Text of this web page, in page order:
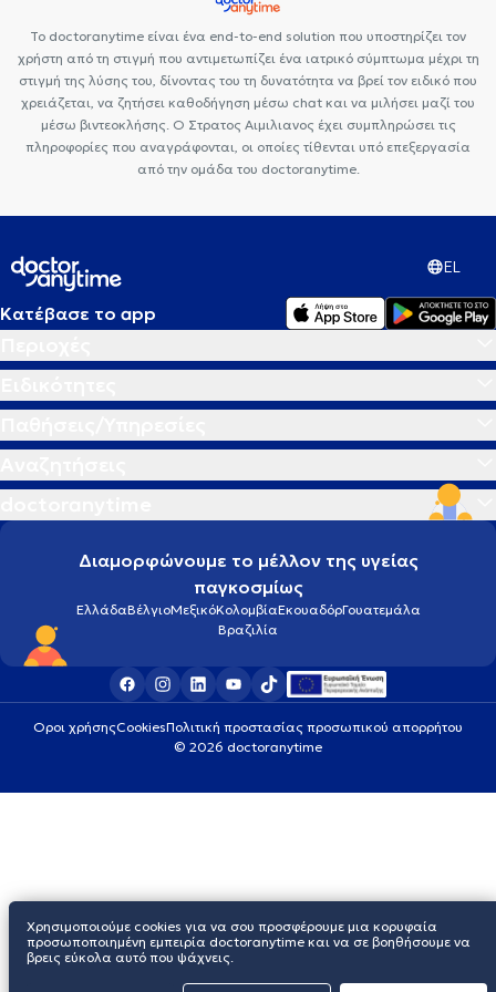
Το doctoranytime είναι ένα end-to-end solution που υποστηρίζει τον
χρήστη από τη στιγμή που αντιμετωπίζει ένα ιατρικό σύμπτωμα μέχρι τη
στιγμή της λύσης του, δίνοντας του τη δυνατότητα να βρεί τον ειδικό που
χρειάζεται, να ζητήσει καθοδήγηση μέσω chat και να μιλήσει μαζί του
μέσω βιντεοκλήσης. Ο Στρατος Αιμιλιανος έχει συμπληρώσει τις
πληροφορίες που αναγράφονται, οι οποίες τίθενται υπό επεξεργασία
από την ομάδα του doctoranytime.
EL
Κατέβασε το app
Διαμορφώνουμε το μέλλον της υγείας
παγκοσμίως
ΕλλάδαΒέλγιοΜεξικόΚολομβίαΕκουαδόρΓουατεμάλα
Βραζιλία
Οροι χρήσηςCookiesΠολιτική προστασίας προσωπικού απορρήτου
© 2026 doctoranytime
Χρησιμοποιούμε cookies για να σου προσφέρουμε μια κορυφαία
προσωποποιημένη εμπειρία doctoranytime και να σε βοηθήσουμε να
βρεις εύκολα αυτό που ψάχνεις.